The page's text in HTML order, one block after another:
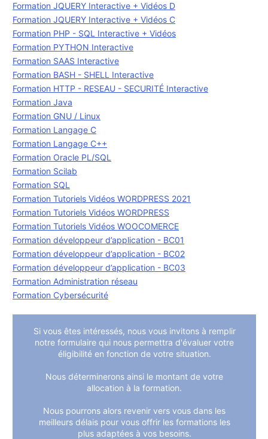
Formation JQUERY Interactive + Vidéos D
Formation JQUERY Interactive + Vidéos C
Formation PHP - SQL Interactive + Vidéos
Formation PYTHON Interactive
Formation SAAS Interactive
Formation BASH - SHELL Interactive
Formation HTTP - RESEAU - SECURITÉ Interactive
Formation Java
Formation GNU / Linux
Formation Langage C
Formation Langage C++
Formation Oracle PL/SQL
Formation Scilab
Formation SQL
Formation Tutoriels Vidéos WORDPRESS 2021
Formation Tutoriels Vidéos WORDPRESS
Formation Tutoriels Vidéos WOOCOMERCE
Formation développeur d’application - BC01
Formation développeur d’application - BC02
Formation développeur d’application - BC03
Formation Administration réseau
Formation Cybersécurité
Si vous êtes intéressés, nous vous invitons à remplir
notre formulaire qui nous permettra d'évaluer votre
éligibilité en fonction de votre situation.
Nous déterminerons ainsi le montant de votre
allocation à la formation.
Nous pourrons alors revenir vers vous dans les
meilleurs délais pour vous offrir les formations les
plus adaptées à vos besoins.